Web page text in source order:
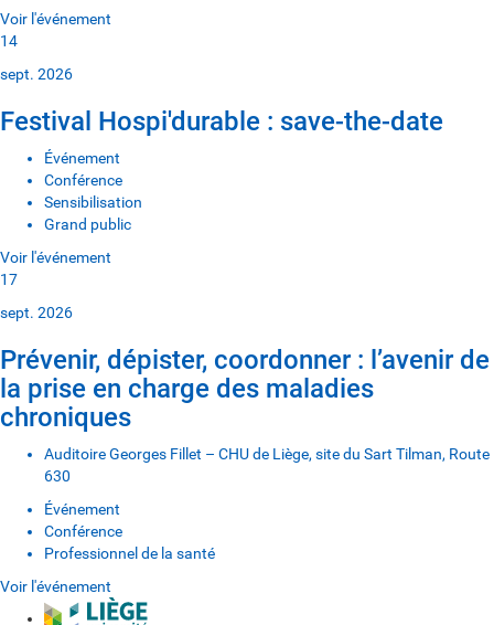
Voir l'événement
14
sept. 2026
Festival Hospi'durable : save-the-date
Événement
Conférence
Sensibilisation
Grand public
Voir l'événement
17
sept. 2026
Prévenir, dépister, coordonner : l’avenir de
la prise en charge des maladies
chroniques
Auditoire Georges Fillet – CHU de Liège, site du Sart Tilman, Route
630
Événement
Conférence
Professionnel de la santé
Voir l'événement